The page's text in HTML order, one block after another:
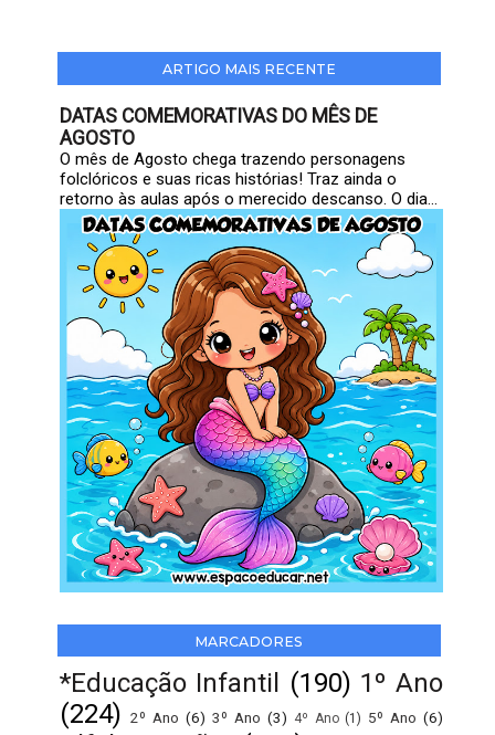
ARTIGO MAIS RECENTE
DATAS COMEMORATIVAS DO MÊS DE
AGOSTO
O mês de Agosto chega trazendo personagens
folclóricos e suas ricas histórias! Traz ainda o
retorno às aulas após o merecido descanso. O dia...
MARCADORES
*Educação Infantil (190) 1º Ano
(224) 2º Ano (6) 3º Ano (3) 4º Ano (1) 5º Ano (6)